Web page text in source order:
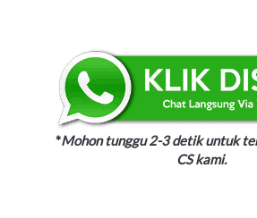
*Mohon tunggu 2-3 detik untuk
CS kami.